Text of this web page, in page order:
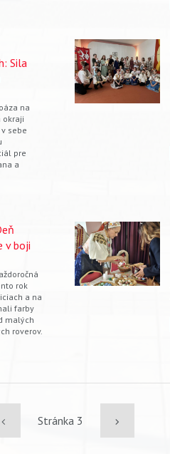
Sila
na
okraji
sebe
pre
a
v boji
rok
a na
farby
malých
roverov.
PreviousStránka 3 Ďalšia